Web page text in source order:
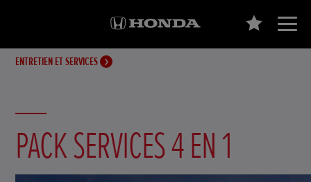
ENTRETIEN ET SERVICES
PACK SERVICES 4 EN 1